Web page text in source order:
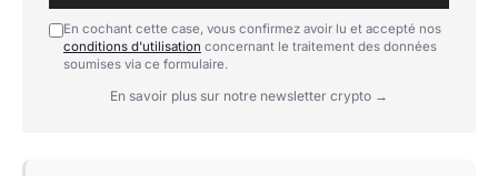
En cochant cette case, vous confirmez avoir lu et accepté nos
conditions d'utilisation concernant le traitement des données
soumises via ce formulaire.
En savoir plus sur notre newsletter crypto →